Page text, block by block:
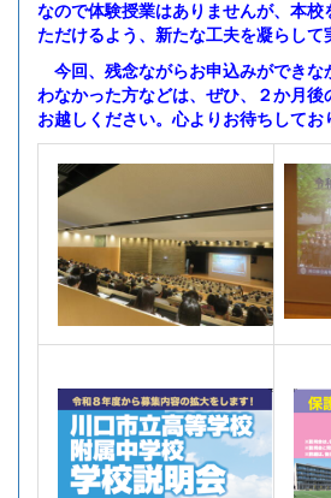
なので体験授業はありませんが、本校
ただけるよう、新たな工夫を凝らして
今回、残念ながらお申込みができな
わなかった方などは、ぜひ、２か月後
お越しください。心よりお待ちして